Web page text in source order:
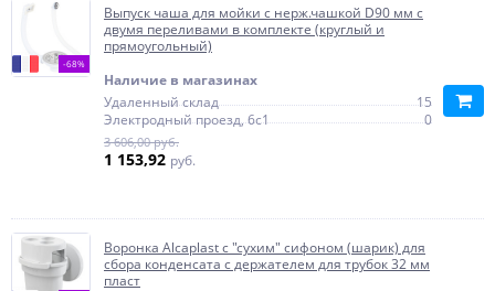
-68%
Выпуск чаша для мойки с нерж.чашкой D90 мм с
двумя переливами в комплекте (круглый и
прямоугольный)
Наличие в магазинах
Удаленный склад
15
Электродный проезд, 6с1
0
3 606,00 руб.
1 153,92 руб.
Воронка Alcaplast с "сухим" сифоном (шарик) для
сбора конденсата с держателем для трубок 32 мм
пласт